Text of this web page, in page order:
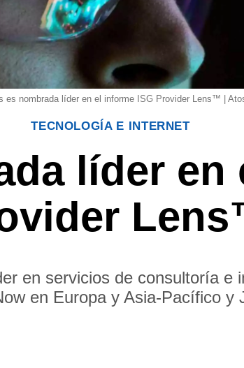
es nombrada líder en el informe ISG Provider Lens™ |
TECNOLOGÍA E INTERNET
líder en
en servicios de consultoría e
en Europa y Asia-Pacífico y